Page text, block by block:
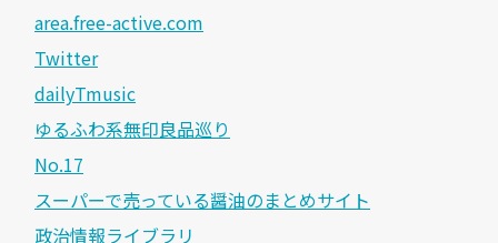
area.free-active.com
Twitter
dailyTmusic
ゆるふわ系無印良品巡り
No.17
スーパーで売っている醤油のまとめサイト
政治情報ライブラリ